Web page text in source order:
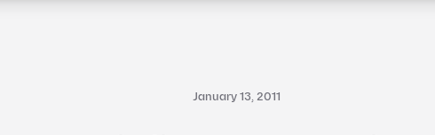
January 13, 2011